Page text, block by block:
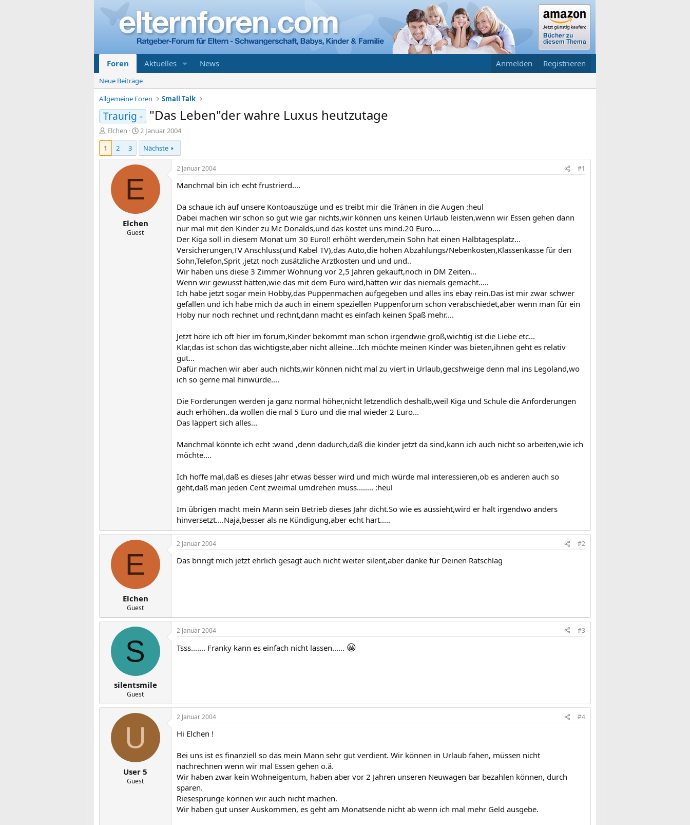
Foren Aktuelles News Anmelden Registrieren
Neue Beiträge
Allgemeine Foren
Small Talk
Traurig - "Das Leben"der wahre Luxus heutzutage
E
r
t
Elchen
E
r
t
e
l
t
m
2 Januar 2004
1
2 3 Nächste
E
Elchen
Guest
2 Januar 2004 #1
Manchmal bin ich echt frustrierd....
Da schaue ich auf unsere Kontoauszüge und es treibt mir die Tränen in die Augen :heul
Dabei machen wir schon so gut wie gar nichts,wir können uns keinen Urlaub leisten,wenn wir Essen gehen dann
nur mal mit den Kinder zu Mc Donalds,und das kostet uns mind.20 Euro....
Der Kiga soll in diesem Monat um 30 Euro!! erhöht werden,mein Sohn hat einen Halbtagesplatz...
Versicherungen,TV Anschluss(und Kabel TV),das Auto,die hohen Abzahlungs/Nebenkosten,Klassenkasse für den
Sohn,Telefon,Sprit ,jetzt noch zusätzliche Arztkosten und und und..
Wir haben uns diese 3 Zimmer Wohnung vor 2,5 Jahren gekauft,noch in DM Zeiten...
Wenn wir gewusst hätten,wie das mit dem Euro wird,hätten wir das niemals gemacht.....
Ich habe jetzt sogar mein Hobby,das Puppenmachen aufgegeben und alles ins ebay rein.Das ist mir zwar schwer
gefallen und ich habe mich da auch in einem speziellen Puppenforum schon verabschiedet,aber wenn man für ein
Hoby nur noch rechnet und rechnt,dann macht es einfach keinen Spaß mehr....
Jetzt höre ich oft hier im forum,Kinder bekommt man schon irgendwie groß,wichtig ist die Liebe etc...
Klar,das ist schon das wichtigste,aber nicht alleine...Ich möchte meinen Kinder was bieten,ihnen geht es relativ
gut...
Dafür machen wir aber auch nichts,wir können nicht mal zu viert in Urlaub,gecshweige denn mal ins Legoland,wo
ich so gerne mal hinwürde....
Die Forderungen werden ja ganz normal höher,nicht letzendlich deshalb,weil Kiga und Schule die Anforderungen
auch erhöhen..da wollen die mal 5 Euro und die mal wieder 2 Euro...
Das läppert sich alles...
Manchmal könnte ich echt :wand ,denn dadurch,daß die kinder jetzt da sind,kann ich auch nicht so arbeiten,wie ich
möchte....
Ich hoffe mal,daß es dieses Jahr etwas besser wird und mich würde mal interessieren,ob es anderen auch so
geht,daß man jeden Cent zweimal umdrehen muss........ :heul
Im übrigen macht mein Mann sein Betrieb dieses Jahr dicht.So wie es aussieht,wird er halt irgendwo anders
hinversetzt....Naja,besser als ne Kündigung,aber echt hart.....
E
Elchen
Guest
2 Januar 2004 #2
Das bringt mich jetzt ehrlich gesagt auch nicht weiter silent,aber danke für Deinen Ratschlag
S
silentsmile
Guest
2 Januar 2004 #3
Tsss....... Franky kann es einfach nicht lassen...... 😀
U
User 5
Guest
2 Januar 2004 #4
Hi Elchen !
Bei uns ist es finanziell so das mein Mann sehr gut verdient. Wir können in Urlaub fahen, müssen nicht
nachrechnen wenn wir mal Essen gehen o.ä.
Wir haben zwar kein Wohneigentum, haben aber vor 2 Jahren unseren Neuwagen bar bezahlen können, durch
sparen.
Riesesprünge können wir auch nicht machen.
Wir haben gut unser Auskommen, es geht am Monatsende nicht ab wenn ich mal mehr Geld ausgebe.